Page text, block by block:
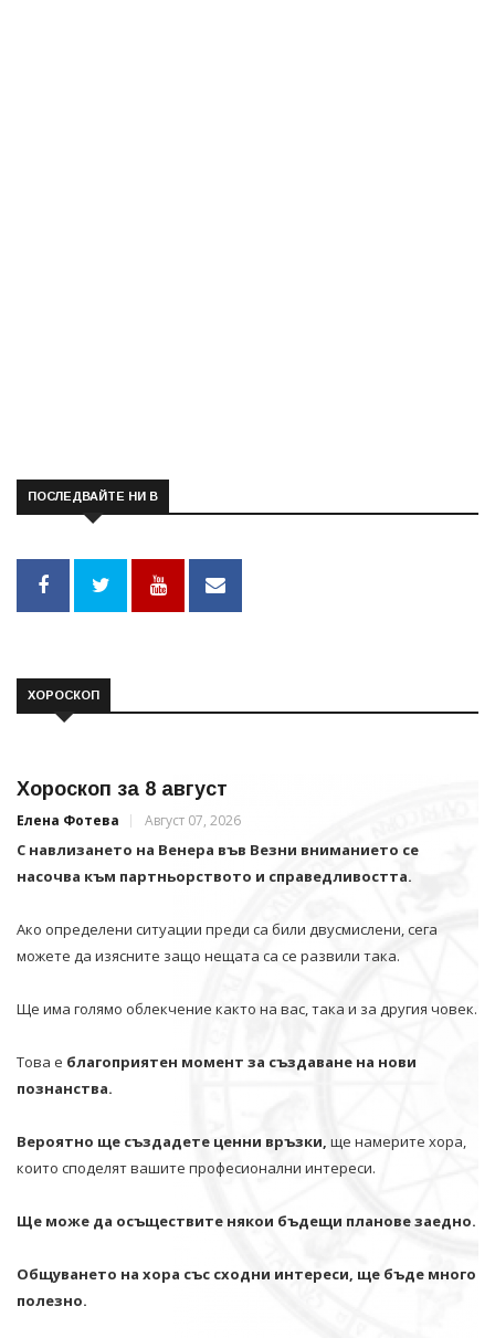
ПОСЛЕДВАЙТЕ НИ В
ХОРОСКОП
Хороскоп за 8 август
Елена Фотева Август 07, 2026
С навлизането на Венера във Везни вниманието се
насочва към партньорството и справедливостта.
Ако определени ситуации преди са били двусмислени, сега
можете да изясните защо нещата са се развили така.
Ще има голямо облекчение както на вас, така и за другия човек.
Това е благоприятен момент за създаване на нови
познанства.
Вероятно ще създадете ценни връзки, ще намерите хора,
които споделят вашите професионални интереси.
Ще може да осъществите някои бъдещи планове заедно.
Общуването на хора със сходни интереси, ще бъде много
полезно.